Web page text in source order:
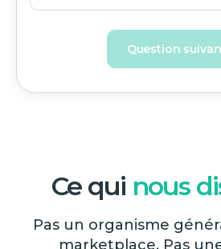
Question
Ce qui nous
Pas un organisme
marketplace. Pas